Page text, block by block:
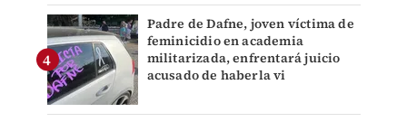
Padre de Dafne, joven víctima de
feminicidio en academia
militarizada, enfrentará juicio
acusado de haberla vi